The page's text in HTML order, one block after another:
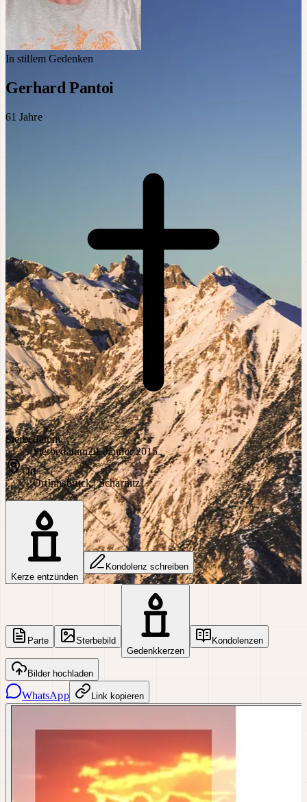
In stillem Gedenken
Gerhard Pantoi
61 Jahre
Sterbedatum
Sterbedatum29. Jänner 2015
Ort
OrtInnsbruck | Scharnitz
Kerze entzünden
Kondolenz schreiben
Parte
Sterbebild
Gedenkkerzen
Kondolenzen
Bilder hochladen
WhatsApp Link kopieren